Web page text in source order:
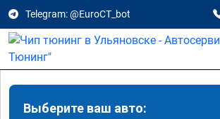
Telegram: @EuroCT_bot
Выберите ваш авто: